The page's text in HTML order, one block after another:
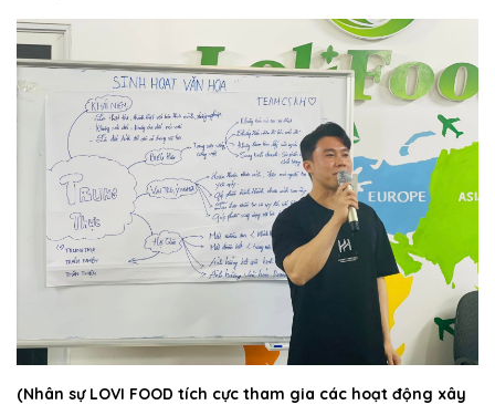
(Nhân sự LOVI FOOD tích cực tham gia các hoạt động xây